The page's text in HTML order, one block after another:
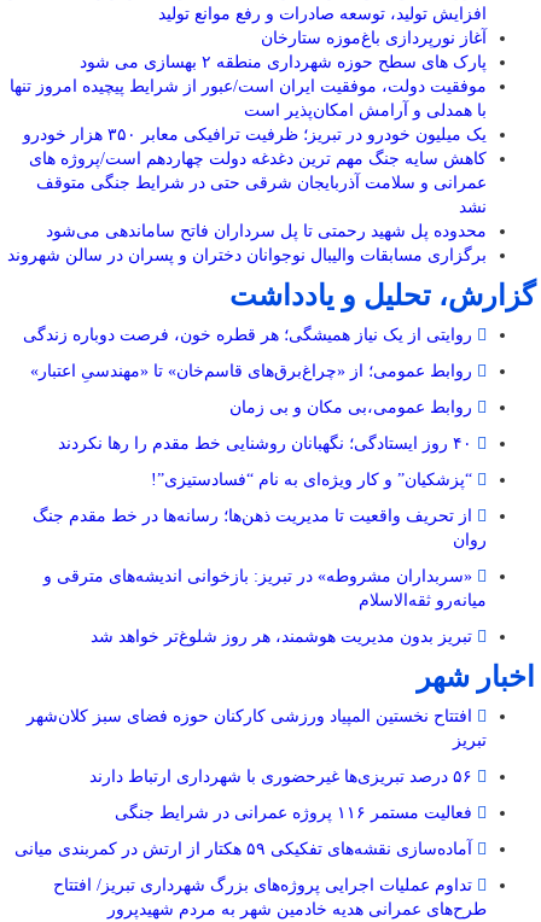
افزایش تولید، توسعه صادرات و رفع موانع تولید
آغاز نورپردازی باغ‌موزه ستارخان
پارک های سطح حوزه شهرداری منطقه ۲ بهسازی می شود
موفقیت دولت، موفقیت ایران است/عبور از شرایط پیچیده امروز تنها
با همدلی و آرامش امکان‌پذیر است
یک میلیون خودرو در تبریز؛ ظرفیت ترافیکی معابر ۳۵۰ هزار خودرو
کاهش سایه جنگ مهم ‌ترین دغدغه دولت چهاردهم است/پروژه ‌های
عمرانی و سلامت آذربایجان شرقی حتی در شرایط جنگی متوقف
نشد
محدوده پل شهید رحمتی تا پل سرداران فاتح ساماندهی می‌شود
برگزاری مسابقات والیبال نوجوانان دختران و پسران در سالن شهروند
گزارش، تحلیل و یادداشت
روایتی از یک نیاز همیشگی؛ هر قطره خون، فرصت دوباره زندگی
روابط عمومی؛ از «چراغ‌برق‌های قاسم‌خان» تا «مهندسیِ اعتبار»
روابط عمومی،بی مکان و بی زمان
“پزشکیان” و کار ویژه‌ای به نام “فسادستیزی”!
از تحریف واقعیت تا مدیریت ذهن‌ها؛ رسانه‌ها در خط مقدم جنگ
روان
«سربداران مشروطه» در تبریز: بازخوانی اندیشه‌های مترقی و
میانه‌رو ثقه‌الاسلام
تبریز بدون مدیریت هوشمند، هر روز شلوغ‌تر خواهد شد
اخبار شهر
افتتاح نخستین المپیاد ورزشی کارکنان حوزه فضای سبز کلان‌شهر
تبریز
فعالیت مستمر ۱۱۶ پروژه عمرانی در شرایط جنگی
آماده‌سازی نقشه‌های تفکیکی ۵۹ هکتار از ارتش در کمربندی میانی
تداوم عملیات اجرایی پروژه‌های بزرگ شهرداری تبریز/ افتتاح
طرح‌های عمرانی هدیه خادمین شهر به مردم شهیدپرور